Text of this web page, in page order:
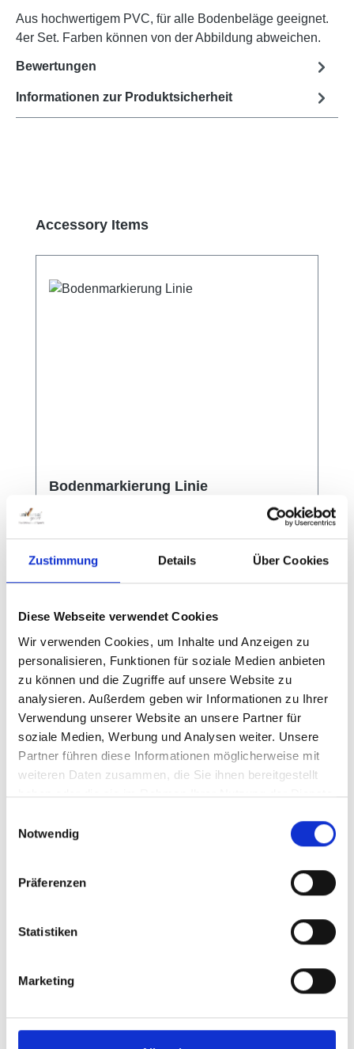
Zustimmung Details Über Cookies
Diese Webseite verwendet Cookies
Wir verwenden Cookies, um Inhalte und Anzeigen zu
personalisieren, Funktionen für soziale Medien anbieten
zu können und die Zugriffe auf unsere Website zu
analysieren. Außerdem geben wir Informationen zu Ihrer
Verwendung unserer Website an unsere Partner für
soziale Medien, Werbung und Analysen weiter. Unsere
Partner führen diese Informationen möglicherweise mit
weiteren Daten zusammen, die Sie ihnen bereitgestellt
haben oder die sie im Rahmen Ihrer Nutzung der Dienste
Notwendig
Präferenzen
Statistiken
Marketing
Aus hochwertigem PVC, für alle Bodenbeläge geeignet.
4er Set. Farben können von der Abbildung abweichen.
Bewertungen
Informationen zur Produktsicherheit
Produktgalerie überspringen
Accessory Items
Bodenmarkierung Linie
geeignet. Farben können von der Abbildung
Regulärer Preis:
35,00 €
Preise inkl. MwSt. zzgl. Versandkosten
In den Warenkorb